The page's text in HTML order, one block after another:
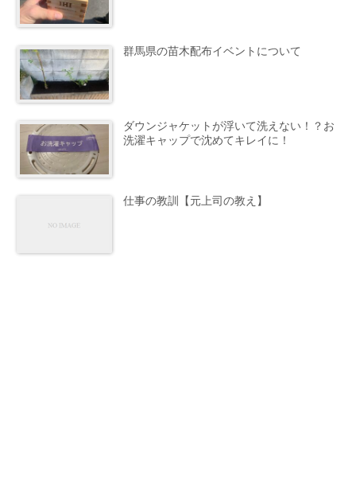
群馬県の苗木配布イベントについて
ダウンジャケットが浮いて洗えない！？お
洗濯キャップで沈めてキレイに！
仕事の教訓【元上司の教え】